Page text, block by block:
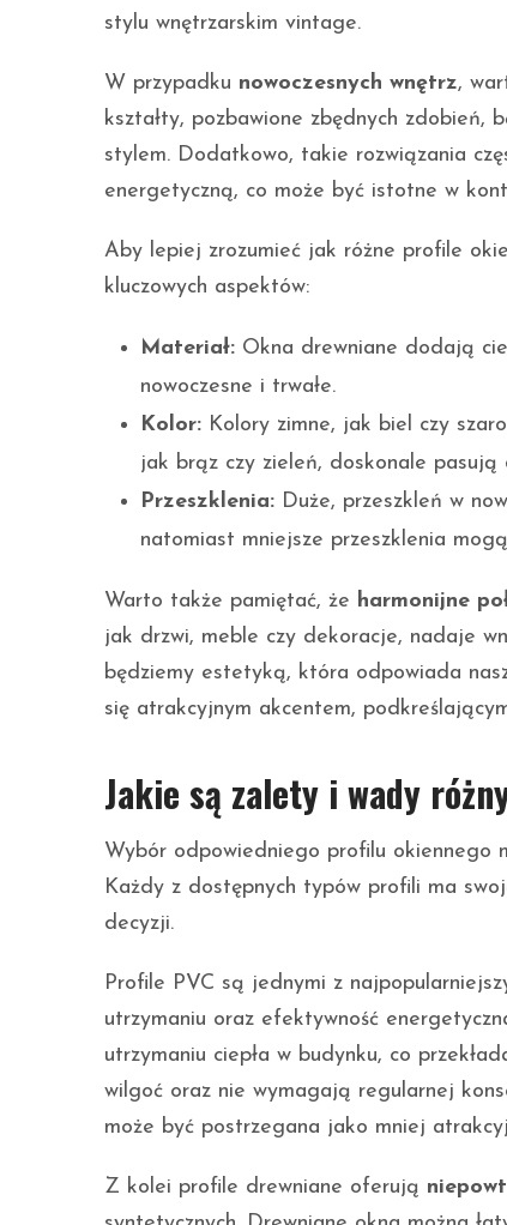
stylu wnętrzarskim vintage.
W przypadku nowoczesnych wnętrz,
kształty, pozbawione zbędnych zdobień,
stylem. Dodatkowo, takie rozwiązania
energetyczną, co może być istotne w
Aby lepiej zrozumieć jak różne profile
kluczowych aspektów:
Materiał: Okna drewniane dodają
nowoczesne i trwałe.
Kolor: Kolory zimne, jak biel czy
jak brąz czy zieleń, doskonale
Przeszklenia: Duże, przeszkleń w
natomiast mniejsze przeszklenia
Warto także pamiętać, że harmonijne
jak drzwi, meble czy dekoracje, nadaje
będziemy estetyką, która odpowiada
się atrakcyjnym akcentem,
Jakie są zalety i wady
Wybór odpowiedniego profilu okiennego
Każdy z dostępnych typów profili ma
decyzji.
Profile PVC są jednymi z
utrzymaniu oraz efektywność
utrzymaniu ciepła w budynku, co
wilgoć oraz nie wymagają regularnej
może być postrzegana jako mniej
Z kolei profile drewniane oferują